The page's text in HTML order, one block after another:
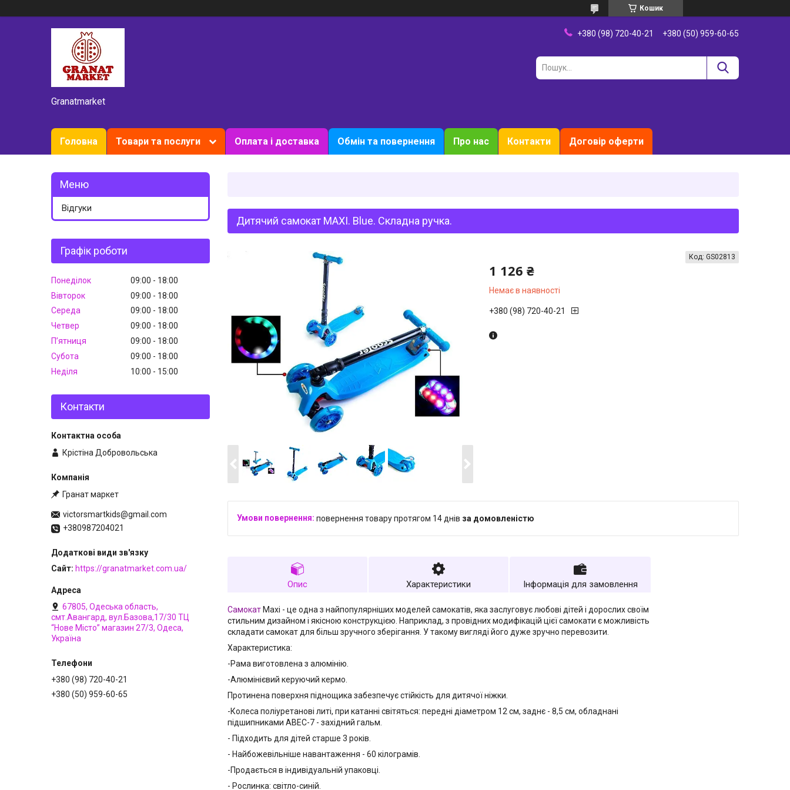
Кошик
Granatmarket
+380 (98) 720-40-21 +380 (50) 959-60-65
Головна Товари та послуги Оплата і доставка Обмін та повернення Про нас Контакти Договір оферти
Дитячий самокат MAXI. Blue. Складна ручка.
1 126 ₴
Немає в наявності
Код: GS02813
+380 (98) 720-40-21
повернення товару протягом 14 днів за домовленістю
Опис Характеристики Інформація для замовлення
Самокат Maxi - це одна з найпопулярніших моделей самокатів, яка заслуговує любові дітей і дорослих своїм
стильним дизайном і якісною конструкцією. Наприклад, з провідних модифікацій цієї самокати є можливість
складати самокат для більш зручного зберігання. У такому вигляді його дуже зручно перевозити.
Характеристика:
-Рама виготовлена з алюмінію.
-Алюмінієвий керуючий кермо.
Протинена поверхня піднощика забезпечує стійкість для дитячої ніжки.
-Колеса поліуретанові литі, при катанні світяться: передні діаметром 12 см, заднє - 8,5 см, обладнані
підшипниками ABEC-7 - західний гальм.
- Підходить для дітей старше 3 років.
- Найбожевільніше навантаження - 60 кілограмів.
-Продається в індивідуальній упаковці.
- Рослинка: світло-синій.
Відгуки
Графік роботи
Понеділок 09:00
18:00
Вівторок
09:00
18:00
Середа
09:00
18:00
Четвер
09:00
18:00
Пʼятниця
09:00
18:00
Субота
09:00
18:00
Неділя
10:00 15:00
Контакти
Крістіна Добровольська
Гранат маркет
victorsmartkids@gmail.com
+380987204021
Сайт https://granatmarket.com.ua/
67805, Одеська область,
смт.Авангард, вул.Базова,17/30 ТЦ
“Нове Місто” магазин 27/3, Одеса,
Україна
+380 (98) 720-40-21
+380 (50) 959-60-65